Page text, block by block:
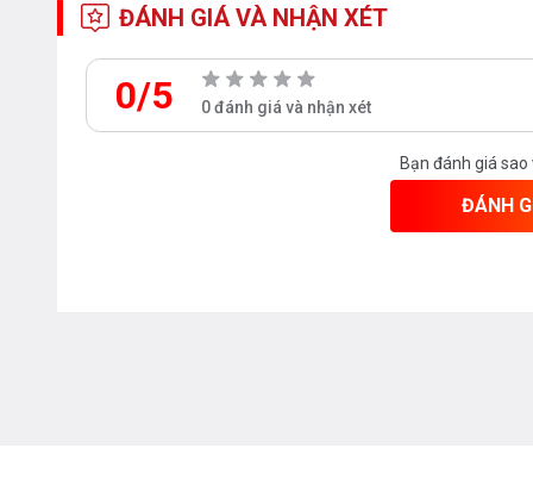
ĐÁNH GIÁ VÀ NHẬN XÉT
0/5 0 đánh giá và nhận xét
Bạn đánh giá sao
ĐÁNH